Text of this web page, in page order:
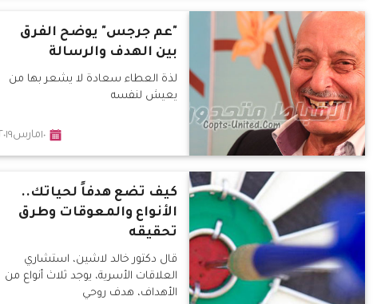
"عم جرجس" يوضح الفرق
بين الهدف والرسالة
لذة العطاء سعادة لا يشعر بها من
يعيش لنفسه
١٠مارس٢٠١٩
كيف تضع هدفاً لحياتك..
الأنواع والمعوقات وطرق
تحقيقه
قال دكتور خالد لاشين، استشاري
العلاقات الأسرية، يوجد ثلاث أنواع من
الأهداف، هدف روحي